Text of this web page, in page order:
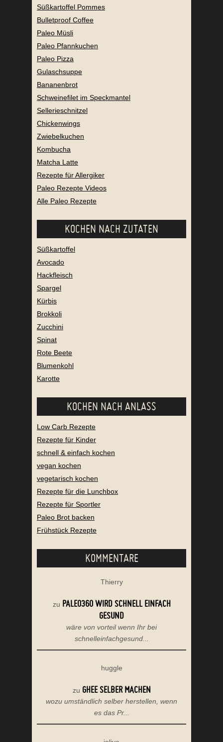
Süßkartoffel Pommes
Bulletproof Coffee
Paleo Müsli
Paleo Pfannkuchen
Paleo Pizza
Gulaschsuppe
Bananenbrot
Schweinefilet im Speckmantel
Sellerieschnitzel
Chickenwings
Zwiebelkuchen
Kombucha
Matcha Latte
Rezepte für Allergiker
Paleo Rezepte Videos
Alle Paleo Rezepte
KOCHEN NACH ZUTATEN
Süßkartoffel
Avocado
Hackfleisch
Spargel
Kürbis
Brokkoli
Zucchini
Spinat
Rote Beete
Blumenkohl
Karotte
KOCHEN NACH ANLASS
Low Carb Rezepte
Rezepte für Kinder
schnell & einfach kochen
vegan kochen
vegetarisch kochen
Rezepte für die Lunchbox
Rezepte für Sportler
Paleo Brot backen
Frühstück Rezepte
KOMMENTARE
Thierry
zu PALEO360 WIRD SCHNELL EINFACH
GESUND
wäre von vorteil wenn Ihr bei
schnelleinfachgesund...
huggle
zu GHEE SELBER MACHEN
wozu umständlich selber herstellen, wenn
es das Pr...